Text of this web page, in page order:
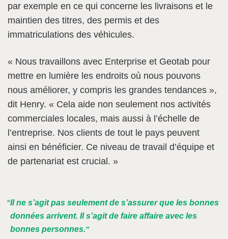
par exemple en ce qui concerne les livraisons et le
maintien des titres, des permis et des
immatriculations des véhicules.
« Nous travaillons avec Enterprise et Geotab pour
mettre en lumière les endroits où nous pouvons
nous améliorer, y compris les grandes tendances »,
dit Henry. « Cela aide non seulement nos activités
commerciales locales, mais aussi à l’échelle de
l’entreprise. Nos clients de tout le pays peuvent
ainsi en bénéficier. Ce niveau de travail d’équipe et
de partenariat est crucial. »
Il ne s’agit pas seulement de s’assurer que les bonnes
données arrivent. Il s’agit de faire affaire avec les
bonnes personnes.